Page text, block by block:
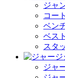
ジャ
コー
ベン
ベスト
スタ
ジャ